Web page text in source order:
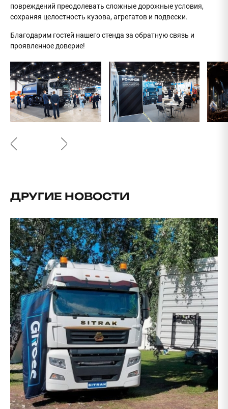
повреждений преодолевать сложные дорожные условия,
сохраняя целостность кузова, агрегатов и подвески.
Благодарим гостей нашего стенда за обратную связь и
проявленное доверие!
ДРУГИЕ НОВОСТИ